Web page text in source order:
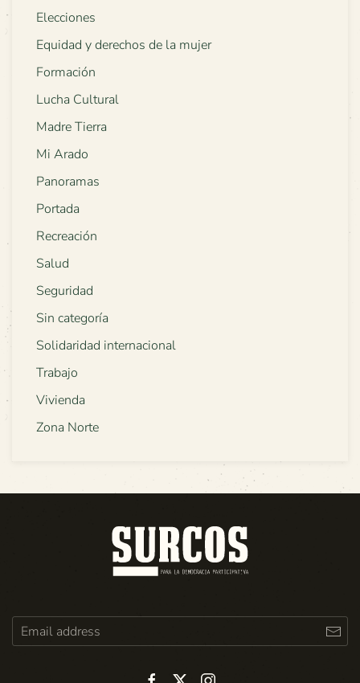
Elecciones
Equidad y derechos de la mujer
Formación
Lucha Cultural
Madre Tierra
Mi Arado
Panoramas
Portada
Recreación
Salud
Seguridad
Sin categoría
Solidaridad internacional
Trabajo
Vivienda
Zona Norte